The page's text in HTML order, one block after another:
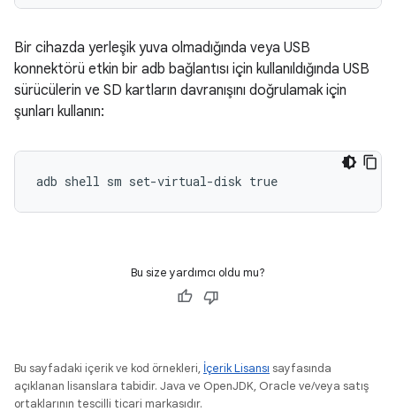
Bir cihazda yerleşik yuva olmadığında veya USB
konnektörü etkin bir adb bağlantısı için kullanıldığında USB
sürücülerin ve SD kartların davranışını doğrulamak için
şunları kullanın:
adb shell sm set-virtual-disk true
Bu size yardımcı oldu mu?
Bu sayfadaki içerik ve kod örnekleri, İçerik Lisansı sayfasında
açıklanan lisanslara tabidir. Java ve OpenJDK, Oracle ve/veya satış
ortaklarının tescilli ticari markasıdır.